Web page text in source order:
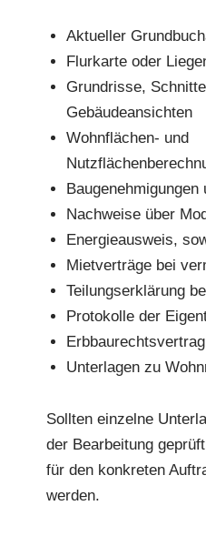
Aktueller
Flurkarte oder
Grundrisse,
Gebäudeansichten
Wohnflächen- und
Nachweise über
Energieausweis,
Mietverträge bei
Teilungserklärung
Protokolle der
Unterlagen zu
Sollten einzelne
der Bearbeitung
für den konkreten
werden.